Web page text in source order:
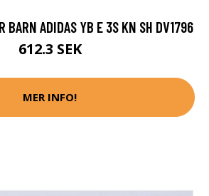
BARN ADIDAS YB E 3S KN SH DV1796
612.3 SEK
MER INFO!